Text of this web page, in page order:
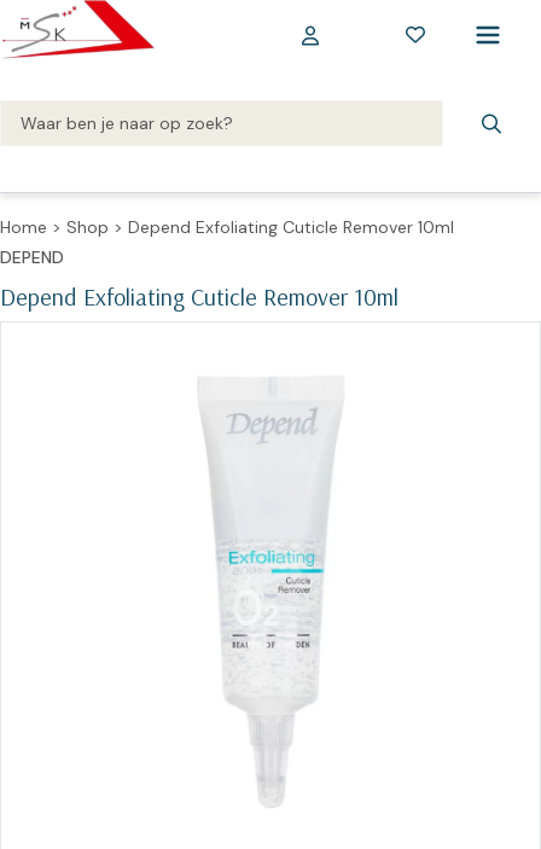
Home > Shop > Depend Exfoliating Cuticle Remover 10ml
Depend Exfoliating Cuticle Remover 10ml
DEPEND